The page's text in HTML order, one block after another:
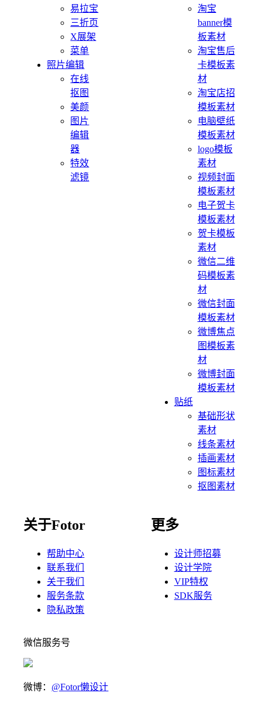
易拉宝
三折页
X展架
菜单
照片编辑
在线
抠图
美颜
图片
编辑
器
特效
滤镜
淘宝
banner模
板素材
淘宝售后
卡模板素
材
淘宝店招
模板素材
电脑壁纸
模板素材
logo模板
素材
视频封面
模板素材
电子贺卡
模板素材
贺卡模板
素材
微信二维
码模板素
材
微信封面
模板素材
微博焦点
图模板素
材
微博封面
模板素材
贴纸
基础形状
素材
线条素材
插画素材
图标素材
抠图素材
关于Fotor
帮助中心
联系我们
关于我们
服务条款
隐私政策
更多
设计师招募
设计学院
VIP特权
SDK服务
微信服务号
微博： @Fotor懒设计